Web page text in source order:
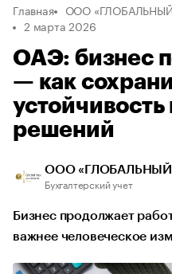
Главная
ООО
2 марта 2026
ОАЭ: бизнес
— как
устойчивость
решений
ООО
Бухгалтерский учет
Бизнес продолжает
важнее человеческое